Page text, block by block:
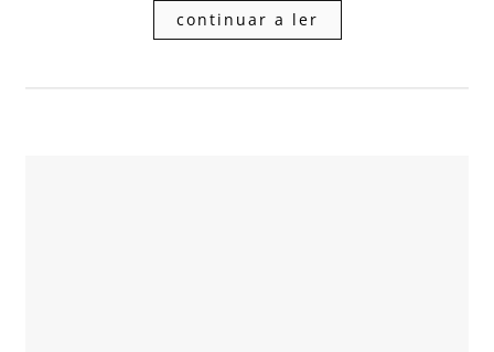
continuar a ler